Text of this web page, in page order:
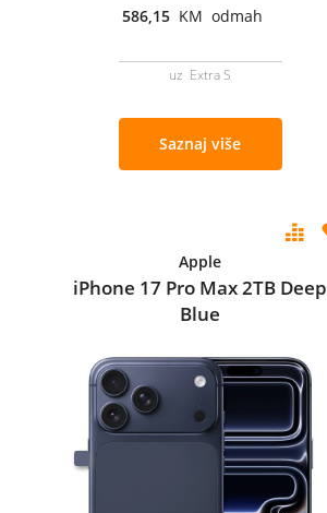
586,15 KM odmah
uz Extra S
Saznaj više
Apple
iPhone 17 Pro Max 2TB Deep
Blue